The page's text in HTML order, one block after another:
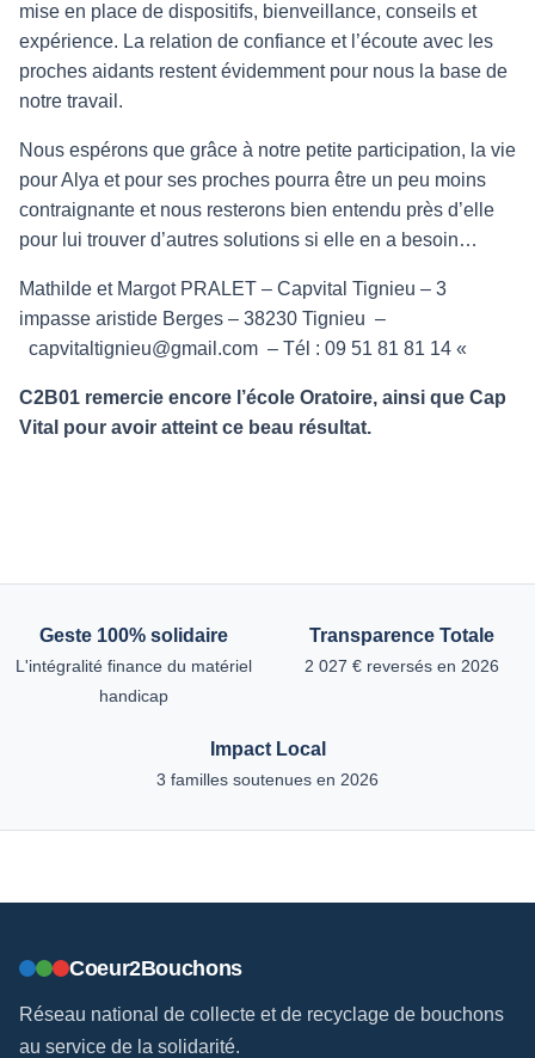
mise en place de dispositifs, bienveillance, conseils et
expérience. La relation de confiance et l’écoute avec les
proches aidants restent évidemment pour nous la base de
notre travail.
Nous espérons que grâce à notre petite participation, la vie
pour Alya et pour ses proches pourra être un peu moins
contraignante et nous resterons bien entendu près d’elle
pour lui trouver d’autres solutions si elle en a besoin…
Mathilde et Margot PRALET – Capvital Tignieu – 3
impasse aristide Berges – 38230 Tignieu –
capvitaltignieu@gmail.com – Tél : 09 51 81 81 14 «
C2B01 remercie encore l’école Oratoire, ainsi que Cap
Vital pour avoir atteint ce beau résultat.
Geste 100% solidaire
L'intégralité finance du matériel
handicap
Transparence Totale
2 027 € reversés en 2026
Impact Local
3 familles soutenues en 2026
Coeur2Bouchons
Réseau national de collecte et de recyclage de bouchons
au service de la solidarité.